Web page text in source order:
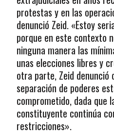
protestas y en las
denunció Zeid. «Estoy
porque en este contexto
ninguna manera las
unas elecciones libres y
otra parte, Zeid denunció
separación de poderes
comprometido, dada que
constituyente continúa
restricciones».